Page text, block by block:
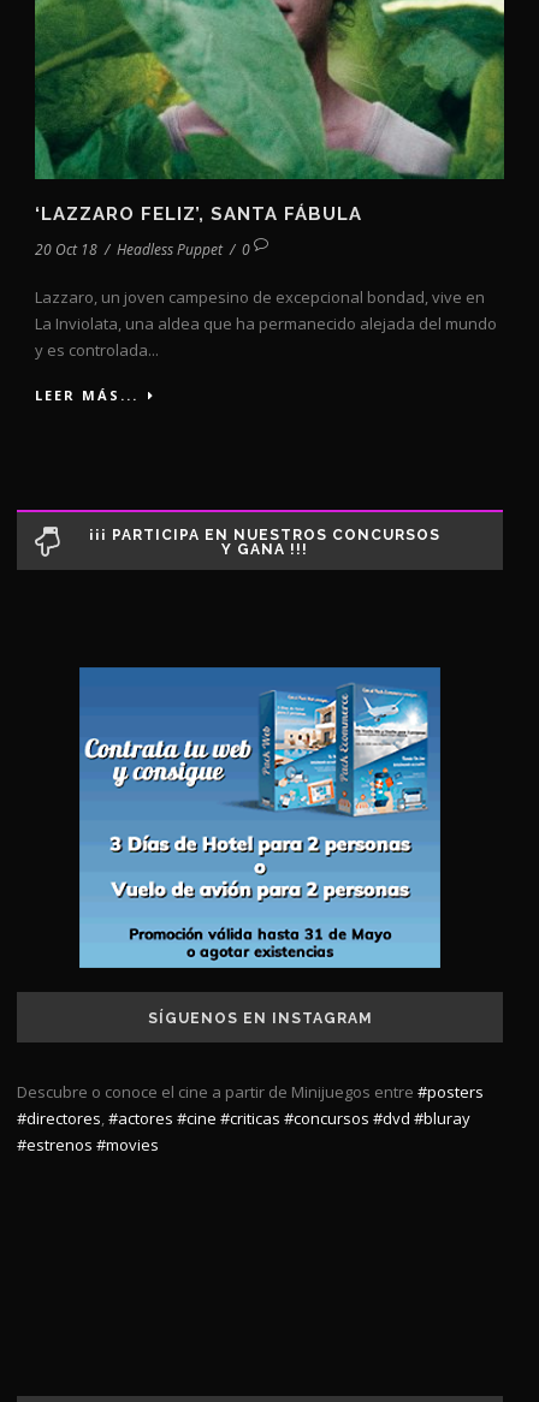
‘LAZZARO FELIZ’, SANTA FÁBULA
20 Oct 18 / Headless Puppet / 0
Lazzaro, un joven campesino de excepcional bondad, vive en
La Inviolata, una aldea que ha permanecido alejada del mundo
y es controlada...
LEER MÁS...
¡¡¡ PARTICIPA EN NUESTROS CONCURSOS
Y GANA !!!
SÍGUENOS EN INSTAGRAM
Descubre o conoce el cine a partir de Minijuegos entre #posters
#directores,#actores #cine #criticas #concursos #dvd #bluray
#estrenos #movies